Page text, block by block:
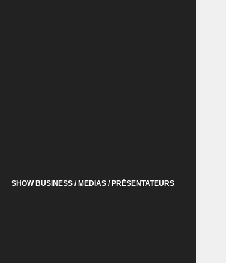
SHOW BUSINESS / MEDIAS / PRÉSENTATEURS